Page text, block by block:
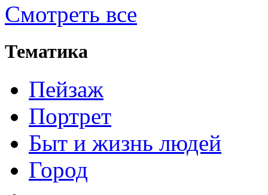
Смотреть все
Тематика
Пейзаж
Портрет
Быт и жизнь людей
Город